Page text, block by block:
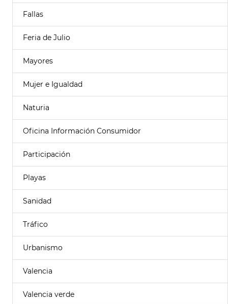
Fallas
Feria de Julio
Mayores
Mujer e Igualdad
Naturia
Oficina Información Consumidor
Participación
Playas
Sanidad
Tráfico
Urbanismo
Valencia
Valencia verde